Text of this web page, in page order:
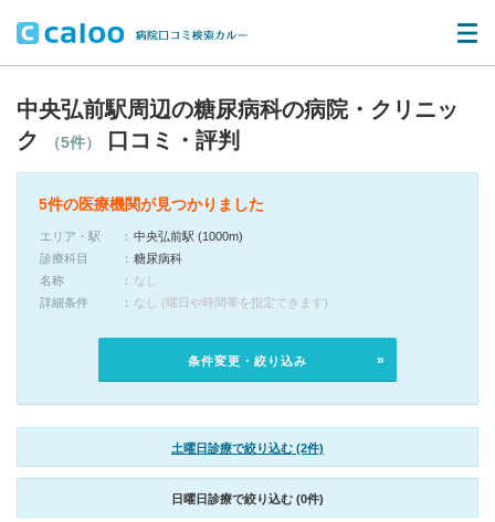
中央弘前駅周辺の糖尿病科の病院・クリニッ
ク
（5件） 口コミ・評判
5件の医療機関が見つかりました
エリア・駅
中央弘前駅 (1000m)
診療科目
糖尿病科
名称
なし
詳細条件
なし (曜日や時間帯を指定できます)
条件変更・絞り込み
土曜日診療で絞り込む (2件)
日曜日診療で絞り込む (0件)